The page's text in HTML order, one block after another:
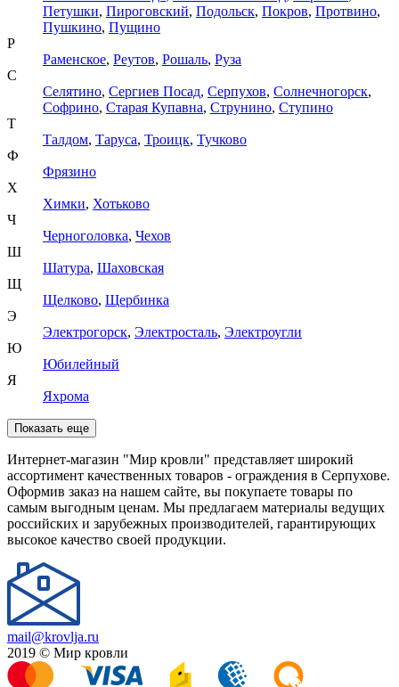
Петушки, Пироговский, Подольск, Покров, Протвино,
Пушкино, Пущино
Р
Раменское, Реутов, Рошаль, Руза
С
Селятино, Сергиев Посад, Серпухов, Солнечногорск,
Софрино, Старая Купавна, Струнино, Ступино
Т
Талдом, Таруса, Троицк, Тучково
Ф
Фрязино
Х
Химки, Хотьково
Ч
Черноголовка, Чехов
Ш
Шатура, Шаховская
Щ
Щелково, Щербинка
Э
Электрогорск, Электросталь, Электроугли
Ю
Юбилейный
Я
Яхрома
Показать еще
Интернет-магазин "Мир кровли" представляет широкий
ассортимент качественных товаров - ограждения в Серпухове.
Оформив заказ на нашем сайте, вы покупаете товары по
самым выгодным ценам. Мы предлагаем материалы ведущих
российских и зарубежных производителей, гарантирующих
высокое качество своей продукции.
mail@krovlja.ru
2019 © Мир кровли